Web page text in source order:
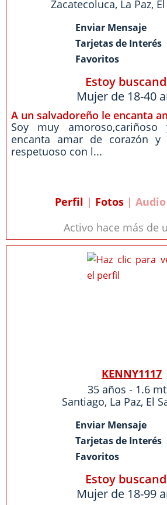
Zacatecoluca, La Paz,
Enviar Mensaje
Tarjetas de Interés
Favoritos
Estoy
Mujer de 18-40
A un salvadoreño le encanta
Soy muy
encanta amar de corazón y
respetuoso con l...
Perfil | Fotos| Audio
Activo hace más de
KENNY1117
35 años - 1.6
Santiago, La Paz, El
Enviar Mensaje
Tarjetas de Interés
Favoritos
Estoy
Mujer de 18-99